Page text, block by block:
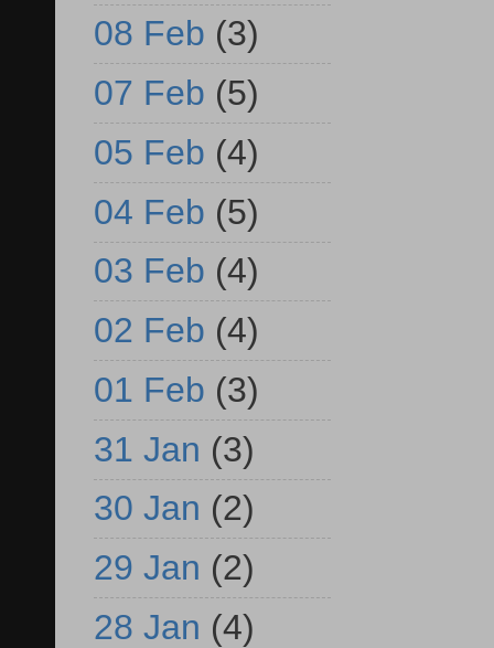
08 Feb (3)
07 Feb (5)
05 Feb (4)
04 Feb (5)
03 Feb (4)
02 Feb (4)
01 Feb (3)
31 Jan (3)
30 Jan (2)
29 Jan (2)
28 Jan (4)